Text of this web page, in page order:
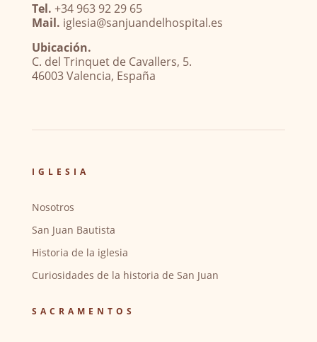
Tel. +34 963 92 29 65
Mail. iglesia@sanjuandelhospital.es
Ubicación.
C. del Trinquet de Cavallers, 5.
46003 Valencia, España
IGLESIA
Nosotros
San Juan Bautista
Historia de la iglesia
Curiosidades de la historia de San Juan
SACRAMENTOS